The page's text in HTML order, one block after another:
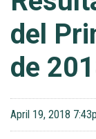
del
de
April 19, 2018